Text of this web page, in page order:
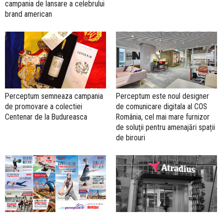
campania de lansare a celebrului
brand american
Perceptum semneaza campania
de promovare a colectiei
Centenar de la Budureasca
Perceptum este noul designer
de comunicare digitala al COS
România, cel mai mare furnizor
de soluţii pentru amenajări spații
de birouri